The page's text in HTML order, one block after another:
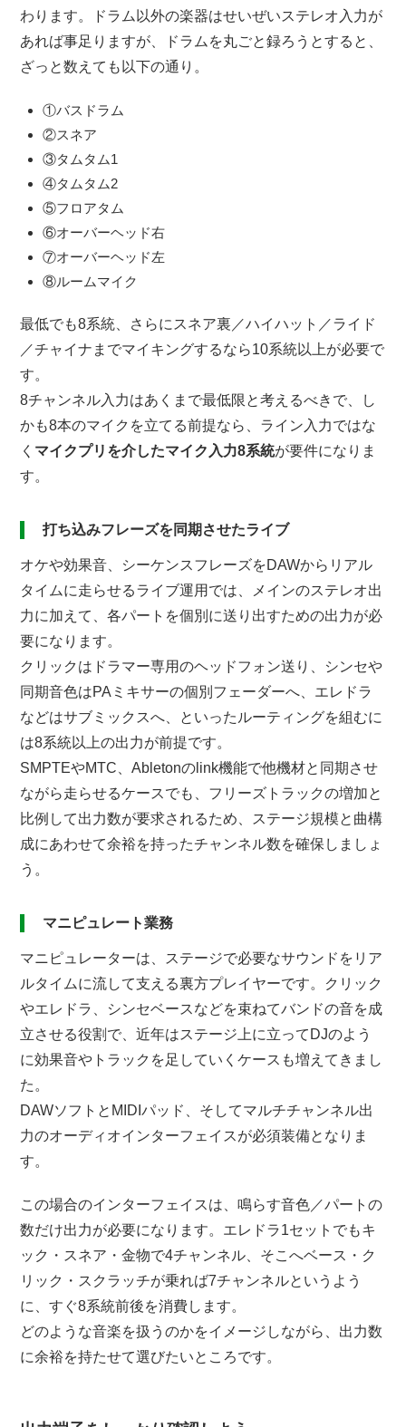
わります。ドラム以外の楽器はせいぜいステレオ入力が
あれば事足りますが、ドラムを丸ごと録ろうとすると、
ざっと数えても以下の通り。
①バスドラム
②スネア
③タムタム1
④タムタム2
⑤フロアタム
⑥オーバーヘッド右
⑦オーバーヘッド左
⑧ルームマイク
最低でも8系統、さらにスネア裏／ハイハット／ライド
／チャイナまでマイキングするなら10系統以上が必要で
す。
8チャンネル入力はあくまで最低限と考えるべきで、し
かも8本のマイクを立てる前提なら、ライン入力ではな
く マイクプリを介したマイク入力8系統が要件になりま
す。
打ち込みフレーズを同期させたライブ
オケや効果音、シーケンスフレーズをDAWからリアル
タイムに走らせるライブ運用では、メインのステレオ出
力に加えて、各パートを個別に送り出すための出力が必
要になります。
クリックはドラマー専用のヘッドフォン送り、シンセや
同期音色はPAミキサーの個別フェーダーへ、エレドラ
などはサブミックスへ、といったルーティングを組むに
は8系統以上の出力が前提です。
SMPTEやMTC、Abletonのlink機能で他機材と同期させ
ながら走らせるケースでも、フリーズトラックの増加と
比例して出力数が要求されるため、ステージ規模と曲構
成にあわせて余裕を持ったチャンネル数を確保しましょ
う。
マニピュレート業務
マニピュレーターは、ステージで必要なサウンドをリア
ルタイムに流して支える裏方プレイヤーです。クリック
やエレドラ、シンセベースなどを束ねてバンドの音を成
立させる役割で、近年はステージ上に立ってDJのよう
に効果音やトラックを足していくケースも増えてきまし
た。
DAWソフトとMIDIパッド、そしてマルチチャンネル出
力のオーディオインターフェイスが必須装備となりま
す。
この場合のインターフェイスは、鳴らす音色／パートの
数だけ出力が必要になります。エレドラ1セットでもキ
ック・スネア・金物で4チャンネル、そこへベース・ク
リック・スクラッチが乗れば7チャンネルというよう
に、すぐ8系統前後を消費します。
どのような音楽を扱うのかをイメージしながら、出力数
に余裕を持たせて選びたいところです。